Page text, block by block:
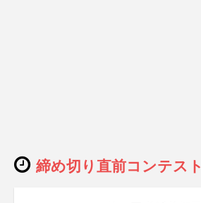
締め切り直前コンテスト